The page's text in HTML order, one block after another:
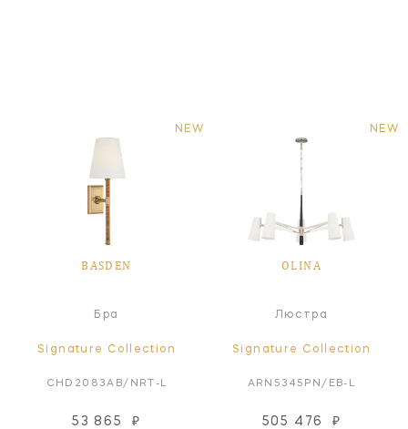
NEW
BASDEN
Бра
Signature Collection
CHD2083AB/NRT-L
53 865 ₽
NEW
OLINA
Люстра
Signature Collection
ARN5345PN/EB-L
505 476 ₽